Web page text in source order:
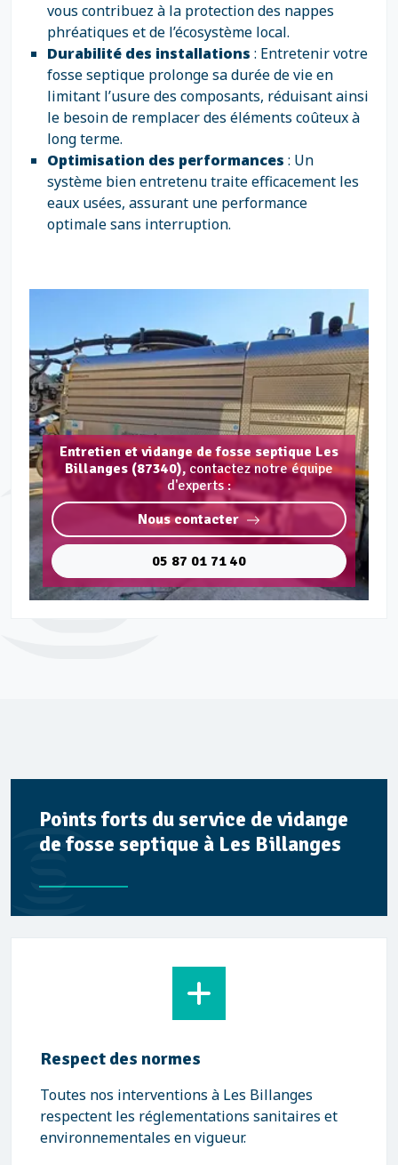
vous contribuez à la protection des nappes
phréatiques et de l’écosystème local.
Durabilité des installations : Entretenir votre
fosse septique prolonge sa durée de vie en
limitant l’usure des composants, réduisant ainsi
le besoin de remplacer des éléments coûteux à
long terme.
Optimisation des performances : Un
système bien entretenu traite efficacement les
eaux usées, assurant une performance
optimale sans interruption.
Entretien et vidange de fosse septique Les
Billanges (87340), contactez notre équipe
d'experts :
Nous contacter
05 87 01 71 40
Points forts du service de vidange
de fosse septique à Les Billanges
Respect des normes
Toutes nos interventions à Les Billanges
respectent les réglementations sanitaires et
environnementales en vigueur.